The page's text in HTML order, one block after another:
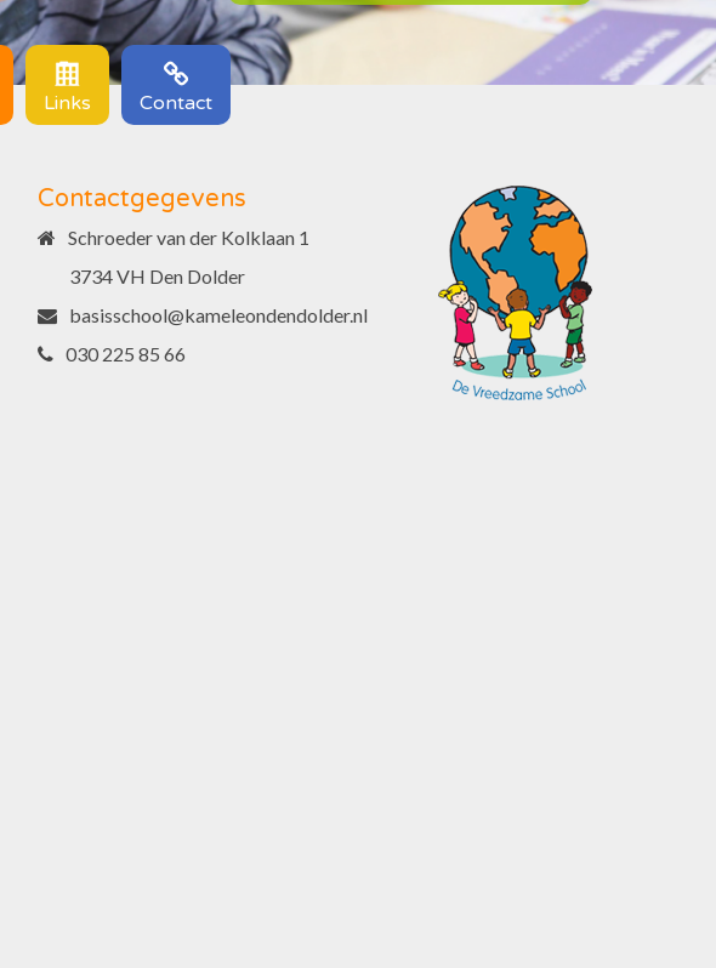
Links Contact
Contactgegevens
Schroeder van der Kolklaan 1
3734 VH Den Dolder
basisschool@kameleondendolder.nl
030 225 85 66